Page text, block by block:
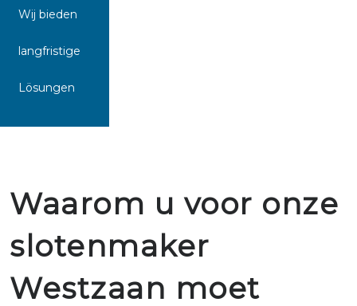
Wij bieden
langfristige
Lösungen
Waarom u voor onze
slotenmaker
Westzaan moet